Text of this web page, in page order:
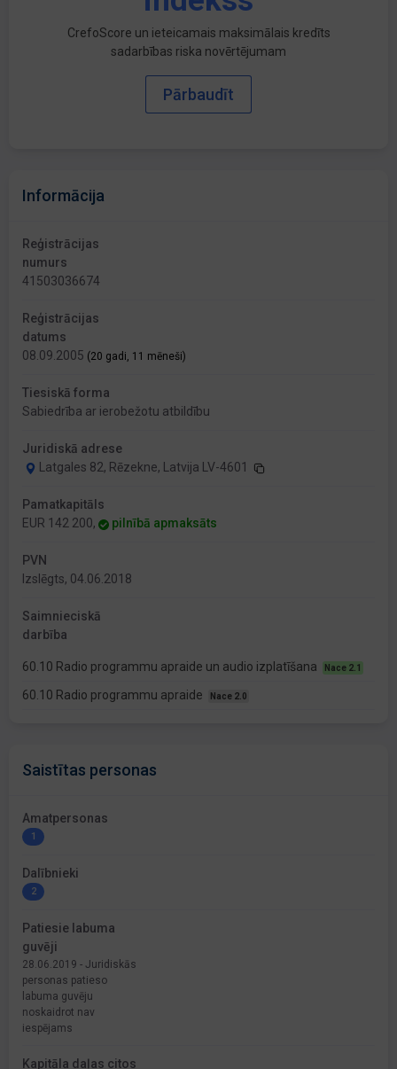
CrefoScore un ieteicamais maksimālais kredīts
sadarbības riska novērtējumam
Pārbaudīt
Informācija
Reģistrācijas
numurs
41503036674
Reģistrācijas
datums
08.09.2005 (20 gadi, 11 mēneši)
Tiesiskā forma
Sabiedrība ar ierobežotu atbildību
Juridiskā adrese
Latgales 82, Rēzekne, Latvija LV-4601
Pamatkapitāls
EUR 142 200,
pilnībā apmaksāts
PVN
Izslēgts, 04.06.2018
Saimnieciskā
darbība
60.10 Radio programmu apraide un audio izplatīšana Nace 2.1
60.10 Radio programmu apraide Nace 2.0
Saistītas personas
Amatpersonas
1
Dalībnieki
2
Patiesie labuma
guvēji
28.06.2019 - Juridiskās
personas patieso
labuma guvēju
noskaidrot nav
iespējams
Kapitāla daļas citos